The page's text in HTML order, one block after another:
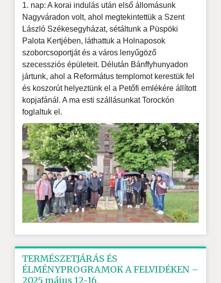
1. nap: A korai indulás után első állomásunk
Nagyváradon volt, ahol megtekintettük a Szent
László Székesegyházat, sétáltunk a Püspöki
Palota Kertjében, láthattuk a Holnaposok
szoborcsoportját és a város lenyűgöző
szecessziós épületeit. Délután Bánffyhunyadon
jártunk, ahol a Református templomot kerestük fel
és koszorút helyeztünk el a Petőfi emlékére állított
kopjafánál. A ma esti szállásunkat Torockón
foglaltuk el.
TERMÉSZETJÁRÁS ÉS
ÉLMÉNYPROGRAMOK A FELVIDÉKEN –
2025 május 12-16.